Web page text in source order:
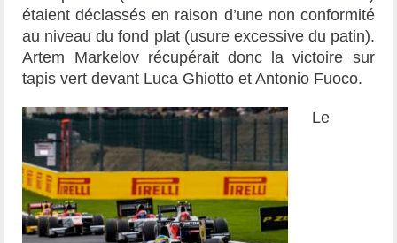
étaient déclassés en raison d’une non conformité
au niveau du fond plat (usure excessive du patin).
Artem Markelov récupérait donc la victoire sur
tapis vert devant Luca Ghiotto et Antonio Fuoco.
Le